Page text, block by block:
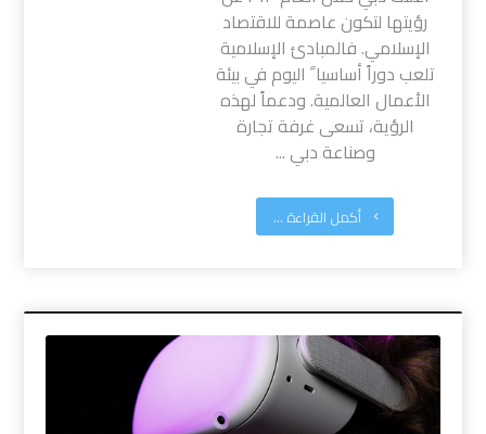
رؤيتها لتكون عاصمة للاقتصاد
الإسلامي. فالمبادئ الإسلامية
تلعب دوراً أساسيا ً اليوم في بيئة
الأعمال العالمية. ودعماً لهذه
الرؤية، تسعى غرفة تجارة
وصناعة دبي ...
أكمل القراءة ...